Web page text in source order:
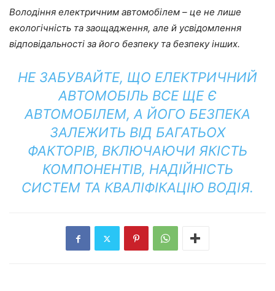
Володіння електричним автомобілем – це не лише
екологічність та заощадження, але й усвідомлення
відповідальності за його безпеку та безпеку інших.
НЕ ЗАБУВАЙТЕ, ЩО ЕЛЕКТРИЧНИЙ
АВТОМОБІЛЬ ВСЕ ЩЕ Є
АВТОМОБІЛЕМ, А ЙОГО БЕЗПЕКА
ЗАЛЕЖИТЬ ВІД БАГАТЬОХ
ФАКТОРІВ, ВКЛЮЧАЮЧИ ЯКІСТЬ
КОМПОНЕНТІВ, НАДІЙНІСТЬ
СИСТЕМ ТА КВАЛІФІКАЦІЮ ВОДІЯ.